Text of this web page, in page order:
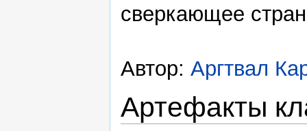
сверкающее
Автор: Аргтвал
Артефакты